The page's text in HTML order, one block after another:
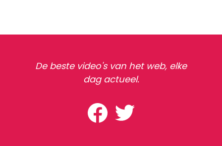
De beste video's van het web, elke
dag actueel.